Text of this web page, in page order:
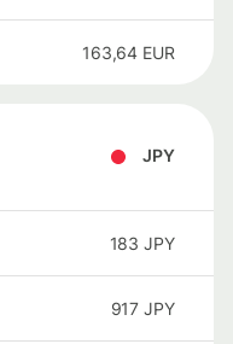
163,64 EUR
JPY
183 JPY
917 JPY